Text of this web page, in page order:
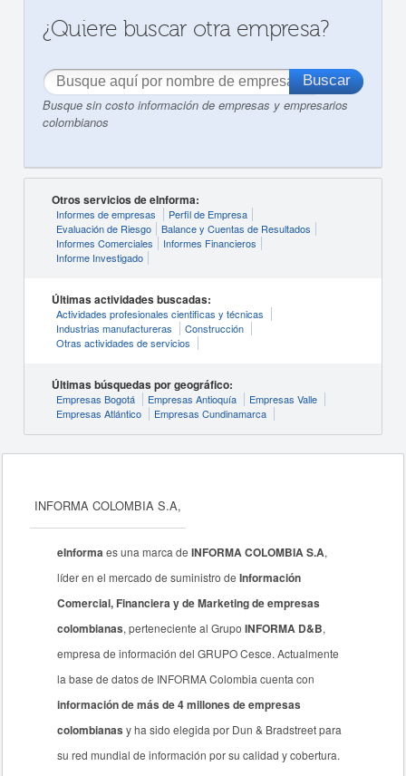
¿Quiere buscar otra empresa?
Busque sin costo información de empresas y empresarios
colombianos
Otros servicios de eInforma:
Informes de empresas
Perfil de Empresa
Evaluación de Riesgo
Balance y Cuentas de Resultados
Informes Comerciales
Informes Financieros
Informe Investigado
Últimas actividades buscadas:
Actividades profesionales cientificas y técnicas
Industrias manufactureras
Construcción
Otras actividades de servicios
Últimas búsquedas por geográfico:
Empresas Bogotá Empresas Antioquía
Empresas Valle
Empresas Atlántico
Empresas Cundinamarca
INFORMA COLOMBIA S.A,
eInformaes una marca deINFORMA COLOMBIA S.A,
líder en el mercado de suministro deInformación
Comercial, Financiera y de Marketing de empresas
colombianas, perteneciente al GrupoINFORMA D&B,
empresa de información del GRUPO Cesce. Actualmente
la base de datos de INFORMA Colombia cuenta con
información de más de 4 millones de empresas
colombianas y ha sido elegida por Dun & Bradstreet para
su red mundial de información por su calidad y cobertura.